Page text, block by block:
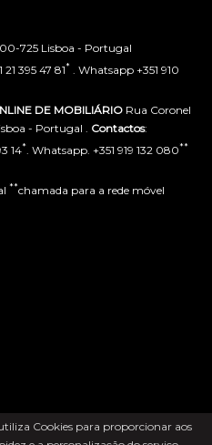
Cookies para proporcionar aos
725 Lisboa - Portugal
21 395 47 81* . Whatsapp +351 910
DE MOBILIÁRIO Rua Coronel
- Portugal . Contactos:
14* . Whatsapp. +351 919 132 080**
**chamada para a rede móvel